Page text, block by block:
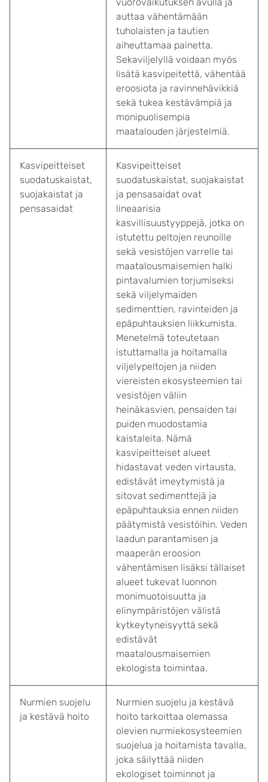
auttaa vähentämään
tuholaisten ja tautien
aiheuttamaa painetta.
Sekaviljelyllä voidaan myös
lisätä kasvipeitettä, vähentää
eroosiota ja ravinnehävikkiä
sekä tukea kestävämpiä ja
monipuolisempia
maatalouden järjestelmiä.
Kasvipeitteiset
suodatuskaistat,
suojakaistat ja
pensasaidat
Kasvipeitteiset
suodatuskaistat, suojakaistat
ja pensasaidat ovat
lineaarisia
kasvillisuustyyppejä, jotka on
istutettu peltojen reunoille
sekä vesistöjen varrelle tai
maatalousmaisemien halki
pintavalumien torjumiseksi
sekä viljelymaiden
sedimenttien, ravinteiden ja
epäpuhtauksien liikkumista.
Menetelmä toteutetaan
istuttamalla ja hoitamalla
viljelypeltojen ja niiden
viereisten ekosysteemien tai
vesistöjen väliin
heinäkasvien, pensaiden tai
puiden muodostamia
kaistaleita. Nämä
kasvipeitteiset alueet
hidastavat veden virtausta,
edistävät imeytymistä ja
sitovat sedimenttejä ja
epäpuhtauksia ennen niiden
päätymistä vesistöihin. Veden
laadun parantamisen ja
maaperän eroosion
vähentämisen lisäksi tällaiset
alueet tukevat luonnon
monimuotoisuutta ja
elinympäristöjen välistä
kytkeytyneisyyttä sekä
edistävät
maatalousmaisemien
ekologista toimintaa.
Nurmien suojelu
ja kestävä hoito
Nurmien suojelu ja kestävä
hoito tarkoittaa olemassa
olevien nurmiekosysteemien
suojelua ja hoitamista tavalla,
joka säilyttää niiden
ekologiset toiminnot ja